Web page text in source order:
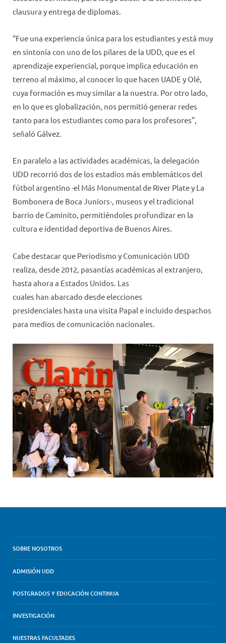
clausura y entrega de diplomas.
“Fue una experiencia única para los estudiantes y está muy
en sintonía con uno de los pilares de la UDD, que es el
aprendizaje experiencial, porque implica educación en
terreno al máximo, al conocer lo que hacen UADE y Olé,
cuya formación es muy similar a la nuestra. Por otro lado,
en lo que es globalización, nos permitió generar redes
tanto para los estudiantes como para los profesores”,
señaló Gálvez.
En paralelo a las actividades académicas, la delegación
UDD recorrió dos de los estadios más emblemáticos del
fútbol argentino -el Más Monumental de River Plate y La
Bombonera de Boca Juniors-, museos y el tradicional
barrio de Caminito, permitiéndoles profundizar en la
cultura e identidad deportiva de Buenos Aires.
Cabe destacar que Periodismo y Comunicación UDD
realiza, desde 2012, pasantías académicas al extranjero,
hasta ahora a Estados Unidos. Las
cuales han abarcado desde elecciones
presidenciales hasta una visita Papal e incluido despachos
para medios de comunicación nacionales.
SOBRE NOSOTROS
ADMISIÓN UDD
POSTGRADOS Y EDUCACIÓN CONTINUA
INVESTIGACIÓN
NUESTRAS FACULTADES